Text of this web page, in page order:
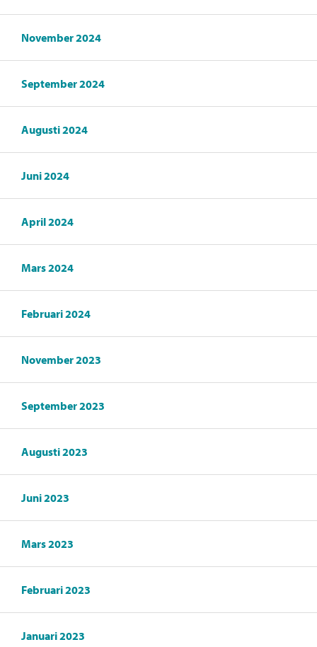
November 2024
September 2024
Augusti 2024
Juni 2024
April 2024
Mars 2024
Februari 2024
November 2023
September 2023
Augusti 2023
Juni 2023
Mars 2023
Februari 2023
Januari 2023